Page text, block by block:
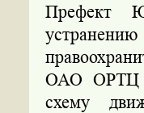
Префект
ОАО ОРТЦ
схему